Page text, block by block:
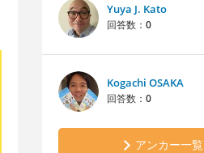
Yuya J. Kato
回答数： 0
Kogachi OSAKA
回答数： 0
アンカー一覧